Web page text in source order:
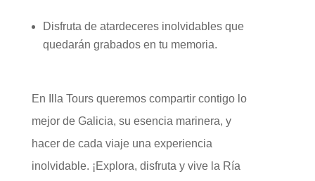
Disfruta de atardeceres inolvidables que
quedarán grabados en tu memoria.
En Illa Tours queremos compartir contigo lo
mejor de Galicia, su esencia marinera, y
hacer de cada viaje una experiencia
inolvidable. ¡Explora, disfruta y vive la Ría